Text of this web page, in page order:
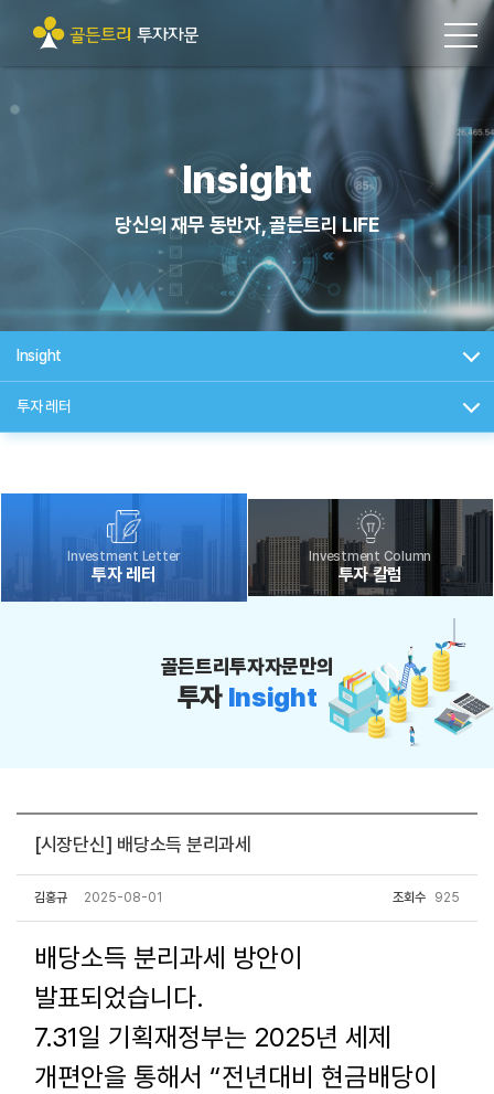
Insight
당신의 재무 동반자, 골든트리 LIFE
Insight
투자 레터
Investment Letter
투자 레터
Investment Column
투자 칼럼
골든트리투자자문만의
투자 Insight
[시장단신] 배당소득 분리과세
김홍규 2025-08-01 조회수 925
배당소득 분리과세 방안이
발표되었습니다.
7.31일 기획재정부는 2025년 세제
개편안을 통해서 “전년대비 현금배당이